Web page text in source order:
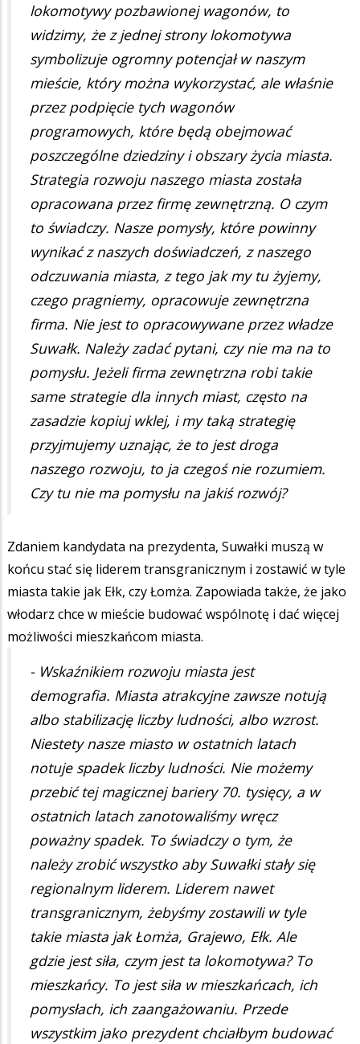
lokomotywy pozbawionej wagonów, to
widzimy, że z jednej strony lokomotywa
symbolizuje ogromny potencjał w naszym
mieście, który można wykorzystać, ale właśnie
przez podpięcie tych wagonów
programowych, które będą obejmować
poszczególne dziedziny i obszary życia miasta.
Strategia rozwoju naszego miasta została
opracowana przez firmę zewnętrzną. O czym
to świadczy. Nasze pomysły, które powinny
wynikać z naszych doświadczeń, z naszego
odczuwania miasta, z tego jak my tu żyjemy,
czego pragniemy, opracowuje zewnętrzna
firma. Nie jest to opracowywane przez władze
Suwałk. Należy zadać pytani, czy nie ma na to
pomysłu. Jeżeli firma zewnętrzna robi takie
same strategie dla innych miast, często na
zasadzie kopiuj wklej, i my taką strategię
przyjmujemy uznając, że to jest droga
naszego rozwoju, to ja czegoś nie rozumiem.
Czy tu nie ma pomysłu na jakiś rozwój?
Zdaniem kandydata na prezydenta, Suwałki muszą w
końcu stać się liderem transgranicznym i zostawić w tyle
miasta takie jak Ełk, czy Łomża. Zapowiada także, że jako
włodarz chce w mieście budować wspólnotę i dać więcej
możliwości mieszkańcom miasta.
- Wskaźnikiem rozwoju miasta jest
demografia. Miasta atrakcyjne zawsze notują
albo stabilizację liczby ludności, albo wzrost.
Niestety nasze miasto w ostatnich latach
notuje spadek liczby ludności. Nie możemy
przebić tej magicznej bariery 70. tysięcy, a w
ostatnich latach zanotowaliśmy wręcz
poważny spadek. To świadczy o tym, że
należy zrobić wszystko aby Suwałki stały się
regionalnym liderem. Liderem nawet
transgranicznym, żebyśmy zostawili w tyle
takie miasta jak Łomża, Grajewo, Ełk. Ale
gdzie jest siła, czym jest ta lokomotywa? To
mieszkańcy. To jest siła w mieszkańcach, ich
pomysłach, ich zaangażowaniu. Przede
wszystkim jako prezydent chciałbym budować